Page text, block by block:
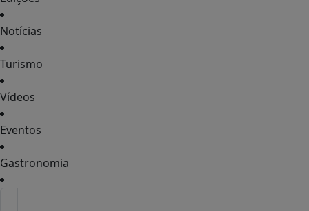
Notícias
Turismo
Vídeos
Eventos
Gastronomia